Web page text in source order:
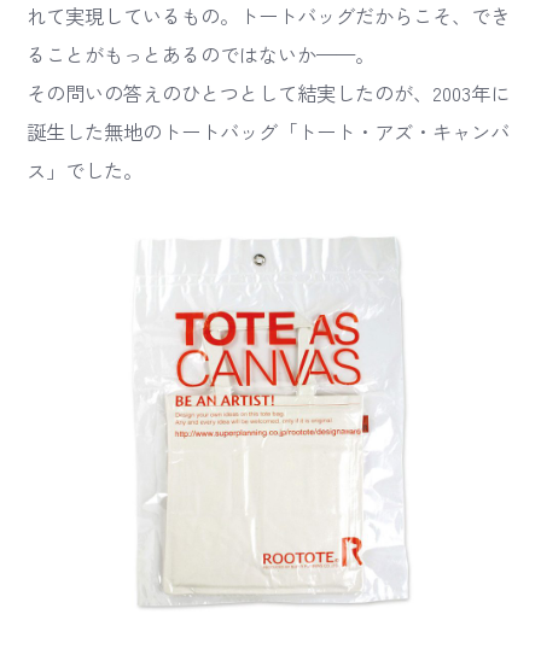
れて実現しているもの。トートバッグだからこそ、でき
ることがもっとあるのではないか——。
その問いの答えのひとつとして結実したのが、2003年に
誕生した無地のトートバッグ「トート・アズ・キャンバ
ス」でした。